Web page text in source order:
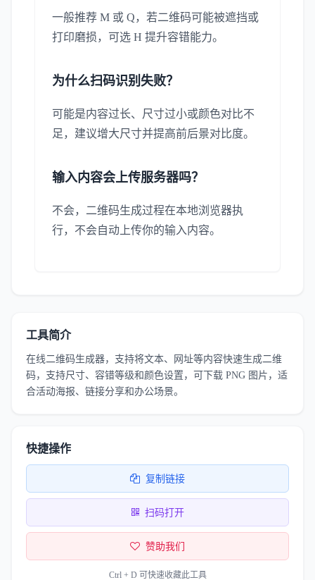
一般推荐 M 或 Q，若二维码可能被遮挡或
打印磨损，可选 H 提升容错能力。
为什么扫码识别失败？
可能是内容过长、尺寸过小或颜色对比不
足，建议增大尺寸并提高前后景对比度。
输入内容会上传服务器吗？
不会，二维码生成过程在本地浏览器执
行，不会自动上传你的输入内容。
工具简介
在线二维码生成器，支持将文本、网址等内容快速生成二维
码，支持尺寸、容错等级和颜色设置，可下载 PNG 图片，适
合活动海报、链接分享和办公场景。
快捷操作
复制链接
扫码打开
赞助我们
Ctrl + D 可快速收藏此工具